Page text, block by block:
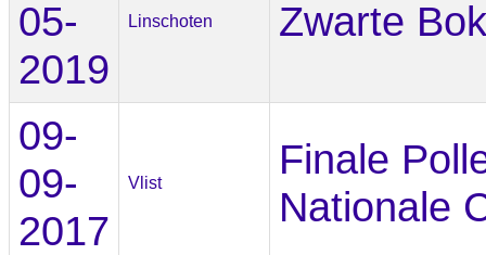
05-
2019
Linschoten Zwarte
09-
09-
2017
Vlist
Finale
Nationale